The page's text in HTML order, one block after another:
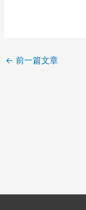
← 前一篇文章